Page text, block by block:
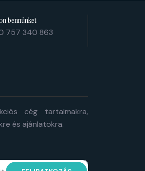
bennünket
757 340 863
cég tartalmakra,
és ajánlatokra.